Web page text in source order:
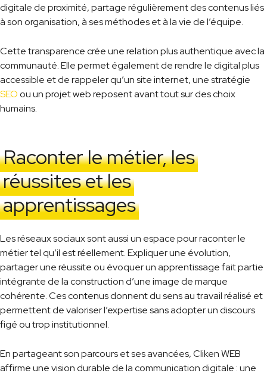
digitale de proximité, partage régulièrement des contenus liés
à son organisation, à ses méthodes et à la vie de l’équipe.
Cette transparence crée une relation plus authentique avec la
communauté. Elle permet également de rendre le digital plus
accessible et de rappeler qu’un site internet, une stratégie
SEOou un projet web reposent avant tout sur des choix
humains.
Raconter le métier, les
réussites et les
apprentissages
Les réseaux sociaux sont aussi un espace pour raconter le
métier tel qu’il est réellement. Expliquer une évolution,
partager une réussite ou évoquer un apprentissage fait partie
intégrante de la construction d’une image de marque
cohérente. Ces contenus donnent du sens au travail réalisé et
permettent de valoriser l’expertise sans adopter un discours
figé ou trop institutionnel.
En partageant son parcours et ses avancées, Cliken WEB
affirme une vision durable de la communication digitale : une